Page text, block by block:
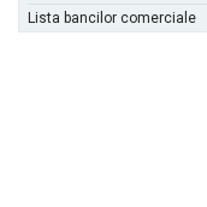
Lista bancilor comerciale